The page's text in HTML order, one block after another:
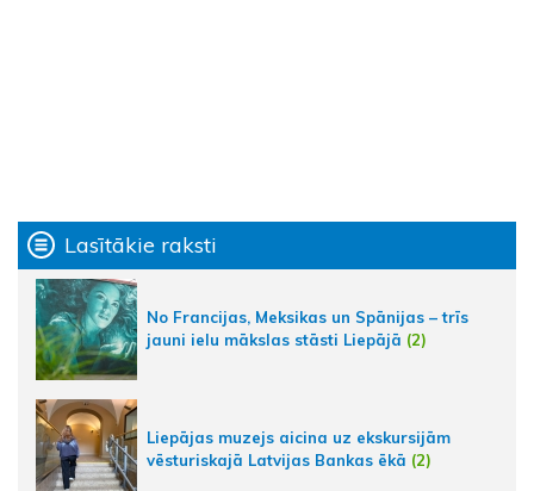
Lasītākie raksti
No Francijas, Meksikas un Spānijas – trīs
jauni ielu mākslas stāsti Liepājā (2)
Liepājas muzejs aicina uz ekskursijām
vēsturiskajā Latvijas Bankas ēkā (2)